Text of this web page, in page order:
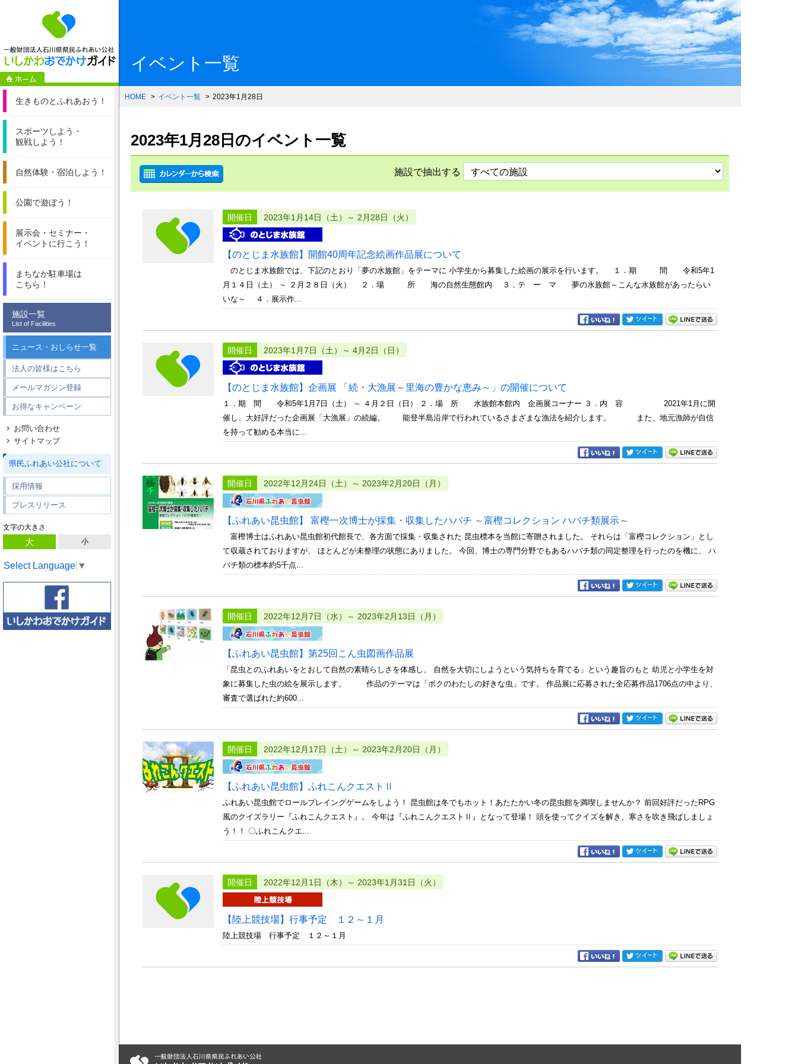
一般財団法人石川県県民ふれあい公社 いしかわおでかけガイド
生きものとふれあおう！
スポーツしよう・
観戦しよう！
自然体験・ 宿泊しよう！
公園で遊ぼう！
展示会・セミナー・
イベントに行こう！
まちなか駐車場は
こちら！
施設一覧
List of Facilities
ニュース・おしらせ一覧
法人の皆様はこちら
メールマガジン登録
お得なキャンペーン
お問い合わせ
サイトマップ
県民ふれあい公社について
採用情報
プレスリリース
文字の大きさ
大 小
Select Language ▼
イベント一覧
HOME イベント一覧 2023年1月28日
2023年1月28日のイベント一覧
施設で抽出する
開催日 2023年1月14日（土）～ 2月28日（火）
【のとじま水族館】開館40周年記念絵画作品展について
のとじま水族館では、下記のとおり「夢の水族館」をテーマに 小学生から募集した絵画の展示を行います。 １．期 間 令和5年1
月１４日（土） ～ ２月２８日（火） ２．場 所 海の自然生態館内 ３．テ ー マ 夢の水族館～こんな水族館があったらい
いな～ ４．展示作...
開催日 2023年1月7日（土）～ 4月2日（日）
【のとじま水族館】企画展 「続・大漁展～里海の豊かな恵み～」の開催について
１．期 間 令和5年1月7日（土） ～ ４月２日（日） ２．場 所 水族館本館内 企画展コーナー ３．内 容 2021年1月に開
催し、大好評だった企画展「大漁展」の続編。 能登半島沿岸で行われているさまざまな漁法を紹介します。 また、地元漁師が自信
を持って勧める本当に...
開催日 2022年12月24日（土）～ 2023年2月20日（月）
【ふれあい昆虫館】 富樫一次博士が採集・収集したハバチ ～富樫コレクション ハバチ類展示～
富樫博士はふれあい昆虫館初代館長で、各方面で採集・収集された 昆虫標本を当館に寄贈されました。 それらは「富樫コレクション」とし
て収蔵されておりますが、 ほとんどが未整理の状態にありました。 今回、博士の専門分野でもあるハバチ類の同定整理を行ったのを機に、 ハ
バチ類の標本約5千点...
開催日 2022年12月7日（水）～ 2023年2月13日（月）
【ふれあい昆虫館】第25回こん虫図画作品展
「昆虫とのふれあいをとおして自然の素晴らしさを体感し、 自然を大切にしようという気持ちを育てる」という趣旨のもと 幼児と小学生を対
象に募集した虫の絵を展示します。 作品のテーマは「ボクのわたしの好きな虫」です。 作品展に応募された全応募作品1706点の中より、
審査で選ばれた約600...
開催日 2022年12月17日（土）～ 2023年2月20日（月）
【ふれあい昆虫館】ふれこんクエストⅡ
ふれあい昆虫館でロールプレイングゲームをしよう！ 昆虫館は冬でもホット！あたたかい冬の昆虫館を満喫しませんか？ 前回好評だったRPG
風のクイズラリー『ふれこんクエスト』。 今年は『ふれこんクエストⅡ』となって登場！ 頭を使ってクイズを解き、寒さを吹き飛ばしましょ
う！！ 〇ふれこんクエ...
開催日 2022年12月1日（木）～ 2023年1月31日（火）
【陸上競技場】行事予定 １２～１月
陸上競技場 行事予定 １２～１月